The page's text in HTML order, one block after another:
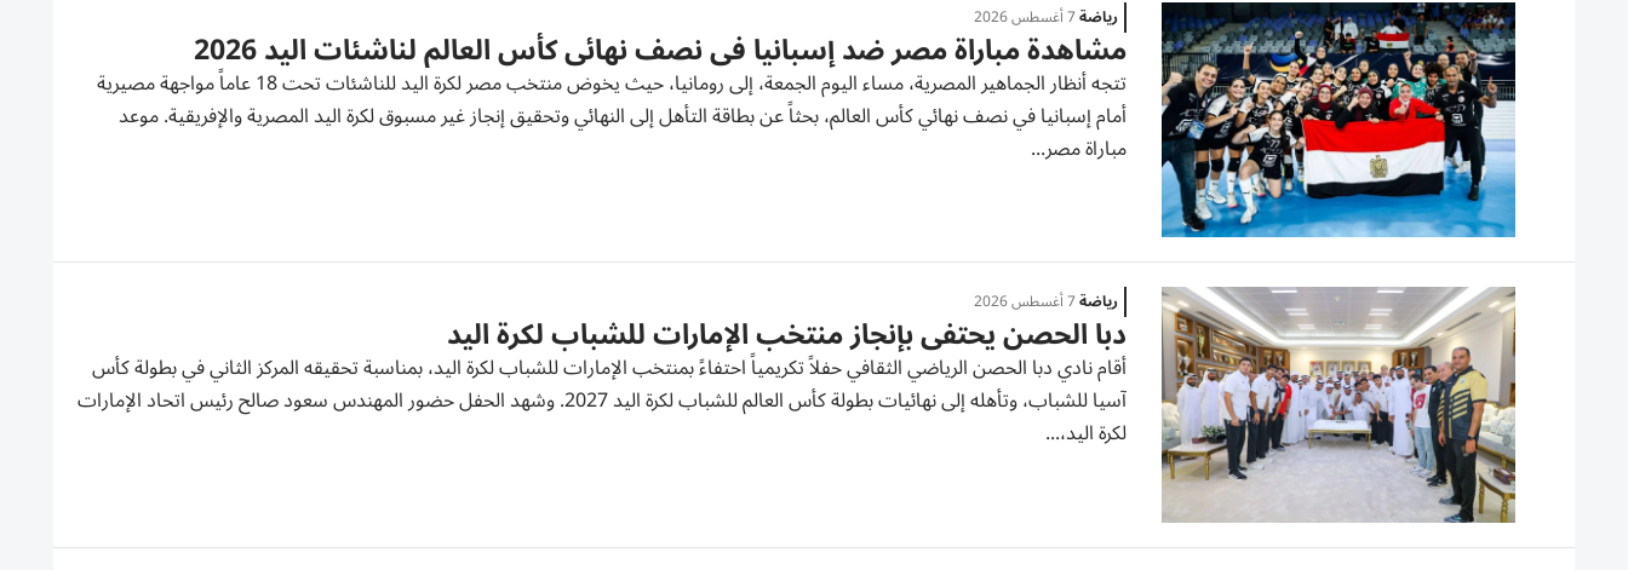
رياضة7 أغسطس 2026
مشاهدة مباراة مصر ضد إسبانيا في نصف نهائي كأس العالم لناشئات اليد 2026
تتجه أنظار الجماهير المصرية، مساء اليوم الجمعة، إلى رومانيا، حيث يخوض منتخب مصر لكرة اليد للناشئات تحت 18 عاماً مواجهة مصيرية
أمام إسبانيا في نصف نهائي كأس العالم، بحثاً عن بطاقة التأهل إلى النهائي وتحقيق إنجاز غير مسبوق لكرة اليد المصرية والإفريقية. موعد
مباراة مصر...
رياضة7 أغسطس 2026
دبا الحصن يحتفي بإنجاز منتخب الإمارات للشباب لكرة اليد
أقام نادي دبا الحصن الرياضي الثقافي حفلاً تكريمياً احتفاءً بمنتخب الإمارات للشباب لكرة اليد، بمناسبة تحقيقه المركز الثاني في بطولة كأس
آسيا للشباب، وتأهله إلى نهائيات بطولة كأس العالم للشباب لكرة اليد 2027. وشهد الحفل حضور المهندس سعود صالح رئيس اتحاد الإمارات
لكرة اليد،...